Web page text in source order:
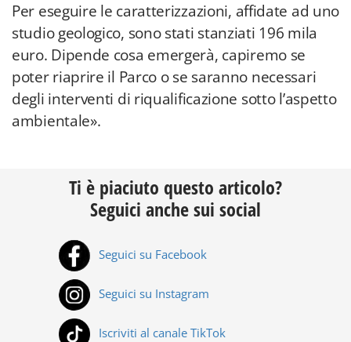
Per eseguire le caratterizzazioni, affidate ad uno
studio geologico, sono stati stanziati 196 mila
euro. Dipende cosa emergerà, capiremo se
poter riaprire il Parco o se saranno necessari
degli interventi di riqualificazione sotto l’aspetto
ambientale».
Ti è piaciuto questo articolo?
Seguici anche sui social
Seguici su Facebook
Seguici su Instagram
Iscriviti al canale TikTok